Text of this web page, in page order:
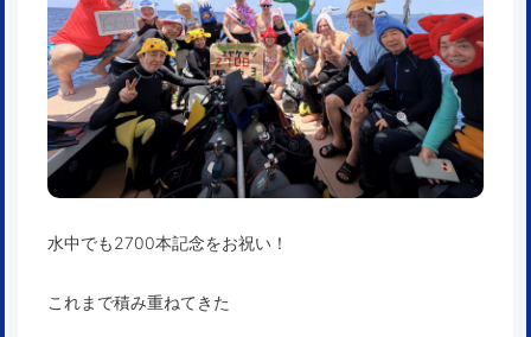
水中でも2700本記念をお祝い！
これまで積み重ねてきた